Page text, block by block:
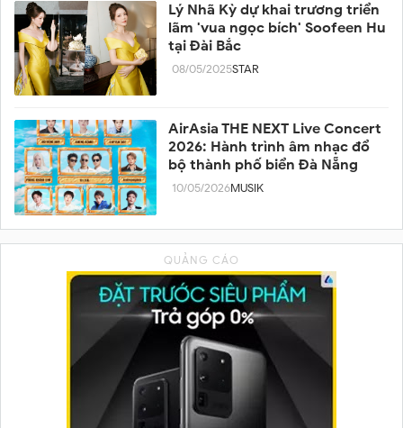
Lý Nhã Kỳ dự khai trương triển
lãm 'vua ngọc bích' Soofeen Hu
tại Đài Bắc
08/05/2025STAR
AirAsia THE NEXT Live Concert
2026: Hành trình âm nhạc đổ
bộ thành phố biển Đà Nẵng
10/05/2026MUSIK